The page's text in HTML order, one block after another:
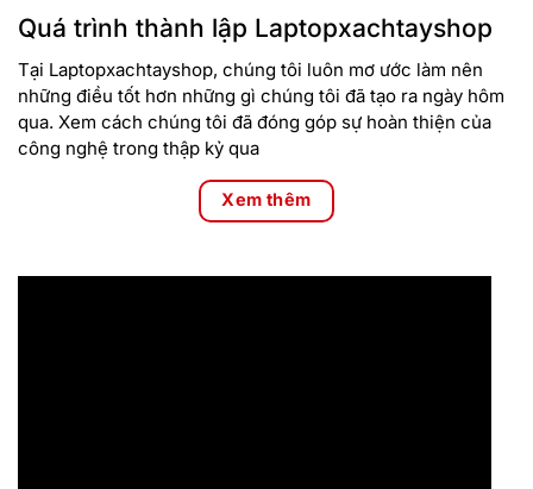
Quá trình thành lập Laptopxachtayshop
Tại Laptopxachtayshop, chúng tôi luôn mơ ước làm nên
những điều tốt hơn những gì chúng tôi đã tạo ra ngày hôm
qua. Xem cách chúng tôi đã đóng góp sự hoàn thiện của
công nghệ trong thập kỷ qua
Xem thêm